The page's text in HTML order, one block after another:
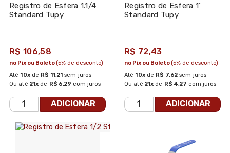
Registro de Esfera 1.1/4
Standard Tupy
R$ 106,58
Até10xde R$ 11,21 sem juros
Ou até 21x de R$ 6,29 com juros
no Pix ou Boleto(5% de desconto)
ADICIONAR
Registro de Esfera 1´
Standard Tupy
R$ 72,43
Até10xde R$ 7,62 sem juros
Ou até 21x de R$ 4,27 com juros
no Pix ou Boleto(5% de desconto)
ADICIONAR